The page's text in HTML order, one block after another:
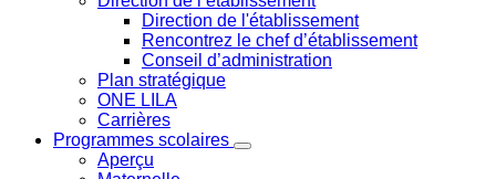
Direction de l'établissement
Rencontrez le chef d’établissement
Conseil d’administration
Plan stratégique
ONE LILA
Carrières
Programmes scolaires
Aperçu